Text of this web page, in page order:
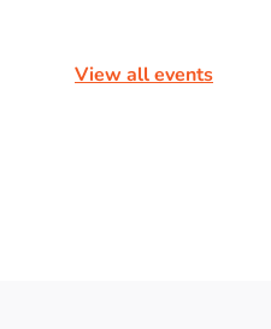
View all events